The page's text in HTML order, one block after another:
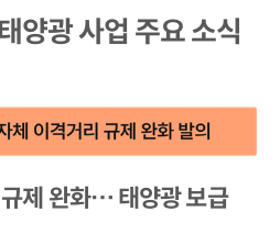
양광 사업 주요 소식
제 완화… 태양광 보급